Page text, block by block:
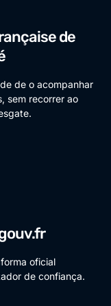
de
de o acompanhar
sem recorrer ao
oficial
de confiança.